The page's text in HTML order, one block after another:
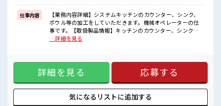
新しいことにチャレンジするのは不安だけど、
しっかり働く環境が整っています！
イチからスキルUP・ステップUP目指していきましょう！
■職場の雰囲気
仕事の合間の息抜きは休憩室で♪
ロッカーあり！
安心してお仕事に集中♪
仕事内容
【業務内容詳細】システムキッチンのカウンター、シンク、
ボウル等の加工をしていただきます。機械オペレーターの仕
事です。【取扱製品情報】キッチンのカウンター、シンク、
ボウル ■お仕事PR ≪ほぼ定時で帰れる≫ 時間をしっかり確保
一緒にプライベート満喫！ ≪髪色自由で自分らしく働く≫ 明
るすぎたり奇抜でなければ基本的に自由！ (規定有)≪動きや
すい制服アリ≫ 制服があるので、 毎日の服装の悩み解消♪ ≪
未経験OKの仕事≫ 新しいことにチャレンジするのは不安だけ
ど、 しっかり働く環境が整っています！ イチからスキルUP・
ステップUP目指していきましょう！ ■職場の雰囲気 少人数で
…詳細を見る
詳細を見る 応募する
気になるリストに追加する